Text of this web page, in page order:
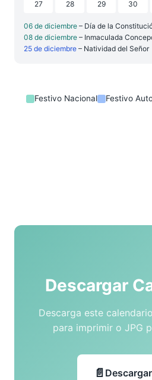
27 28 29 30
06 de diciembre – Día de la
08 de diciembre – Inmaculada
25 de diciembre – Natividad del Señor
Festivo Nacional Festivo
Descargar
Descarga este
para imprimir o JPG